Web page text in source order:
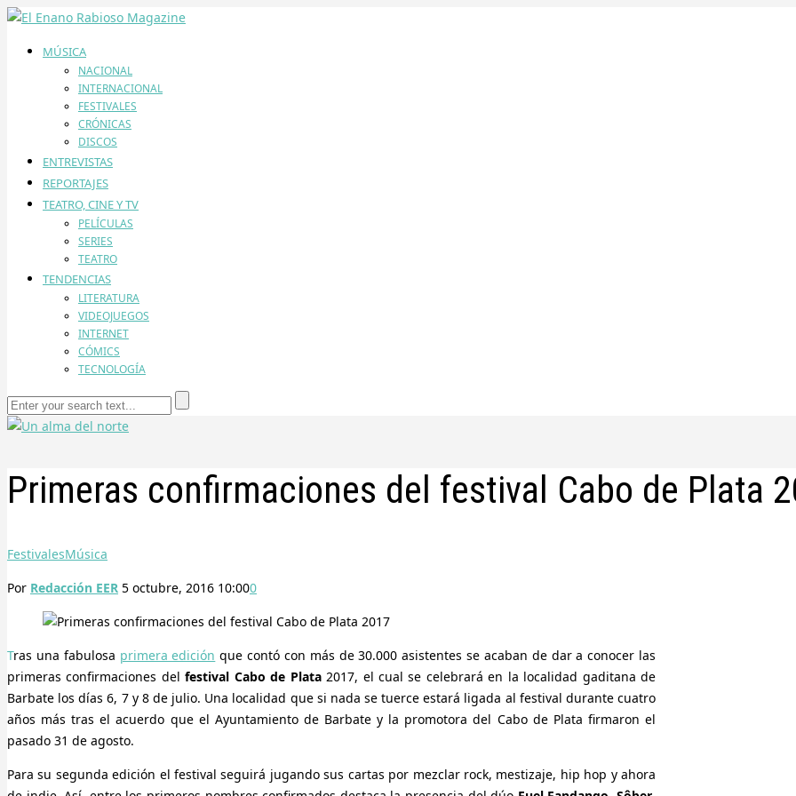
MÚSICA
NACIONAL
INTERNACIONAL
FESTIVALES
CRÓNICAS
DISCOS
ENTREVISTAS
REPORTAJES
TEATRO, CINE Y TV
PELÍCULAS
SERIES
TEATRO
TENDENCIAS
LITERATURA
VIDEOJUEGOS
INTERNET
CÓMICS
TECNOLOGÍA
Primeras confirmaciones del festival Cabo de Plata
FestivalesMúsica
Por Redacción EER 5 octubre, 2016 10:000
Tras una fabulosa primera edición que contó con más de 30.000 asistentes se acaban de dar a conocer las
primeras confirmaciones delfestival Cabo de Plata2017, el cual se celebrará en la localidad gaditana de
Barbate los días 6, 7 y 8 de julio. Una localidad que si nada se tuerce estará ligada al festival durante cuatro
años más tras el acuerdo que el Ayuntamiento de Barbate y la promotora del Cabo de Plata firmaron el
pasado 31 de agosto.
Para su segunda edición el festival seguirá jugando sus cartas por mezclar rock, mestizaje, hip hop y ahora